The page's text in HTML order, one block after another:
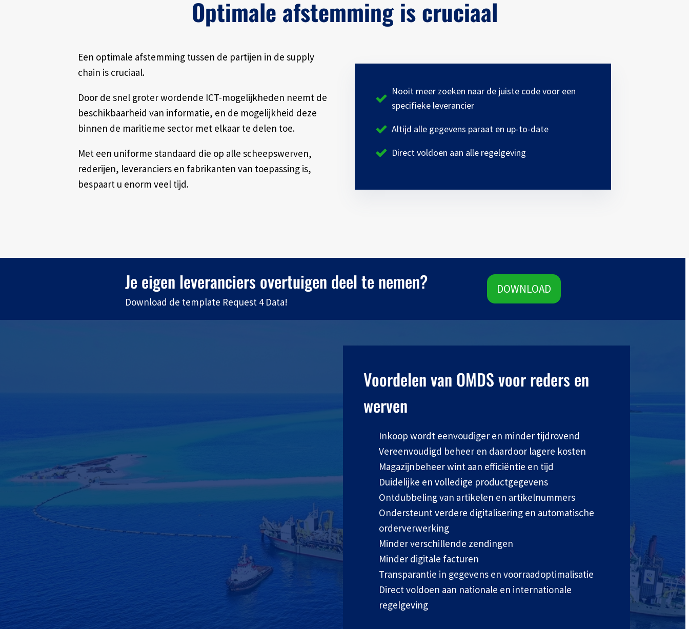
Optimale afstemming is cruciaal
Een optimale afstemming tussen de partijen in de supply
chain is cruciaal.
Door de snel groter wordende ICT-mogelijkheden neemt de
beschikbaarheid van informatie, en de mogelijkheid deze
binnen de maritieme sector met elkaar te delen toe.
Met een uniforme standaard die op alle scheepswerven,
rederijen, leveranciers en fabrikanten van toepassing is,
bespaart u enorm veel tijd.
Nooit meer zoeken naar de juiste code voor een
specifieke leverancier
Altijd alle gegevens paraat en up-to-date
Direct voldoen aan alle regelgeving
Je eigen leveranciers overtuigen deel te nemen?
Download de template Request 4 Data!
DOWNLOAD
Voordelen van OMDS voor reders en
werven
Inkoop wordt eenvoudiger en minder tijdrovend
Vereenvoudigd beheer en daardoor lagere kosten
Magazijnbeheer wint aan efficiëntie en tijd
Duidelijke en volledige productgegevens
Ontdubbeling van artikelen en artikelnummers
Ondersteunt verdere digitalisering en automatische
orderverwerking
Minder verschillende zendingen
Minder digitale facturen
Transparantie in gegevens en voorraadoptimalisatie
Direct voldoen aan nationale en internationale
regelgeving